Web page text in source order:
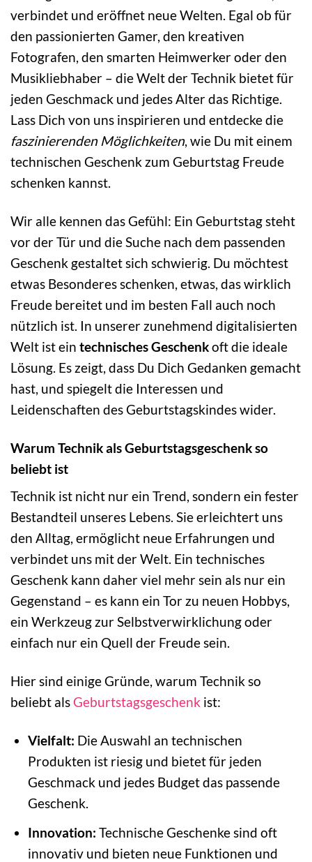
verbindet und eröffnet neue Welten. Egal ob für
den passionierten Gamer, den kreativen
Fotografen, den smarten Heimwerker oder den
Musikliebhaber – die Welt der Technik bietet für
jeden Geschmack und jedes Alter das Richtige.
Lass Dich von uns inspirieren und entdecke die
faszinierenden Möglichkeiten, wie Du mit einem
technischen Geschenk zum Geburtstag Freude
schenken kannst.
Wir alle kennen das Gefühl: Ein Geburtstag steht
vor der Tür und die Suche nach dem passenden
Geschenk gestaltet sich schwierig. Du möchtest
etwas Besonderes schenken, etwas, das wirklich
Freude bereitet und im besten Fall auch noch
nützlich ist. In unserer zunehmend digitalisierten
Welt ist ein technisches Geschenkoft die ideale
Lösung. Es zeigt, dass Du Dich Gedanken gemacht
hast, und spiegelt die Interessen und
Leidenschaften des Geburtstagskindes wider.
Warum Technik als Geburtstagsgeschenk so
beliebt ist
Technik ist nicht nur ein Trend, sondern ein fester
Bestandteil unseres Lebens. Sie erleichtert uns
den Alltag, ermöglicht neue Erfahrungen und
verbindet uns mit der Welt. Ein technisches
Geschenk kann daher viel mehr sein als nur ein
Gegenstand – es kann ein Tor zu neuen Hobbys,
ein Werkzeug zur Selbstverwirklichung oder
einfach nur ein Quell der Freude sein.
Hier sind einige Gründe, warum Technik so
beliebt als Geburtstagsgeschenk ist:
Vielfalt: Die Auswahl an technischen
Produkten ist riesig und bietet für jeden
Geschmack und jedes Budget das passende
Geschenk.
Innovation: Technische Geschenke sind oft
innovativ und bieten neue Funktionen und